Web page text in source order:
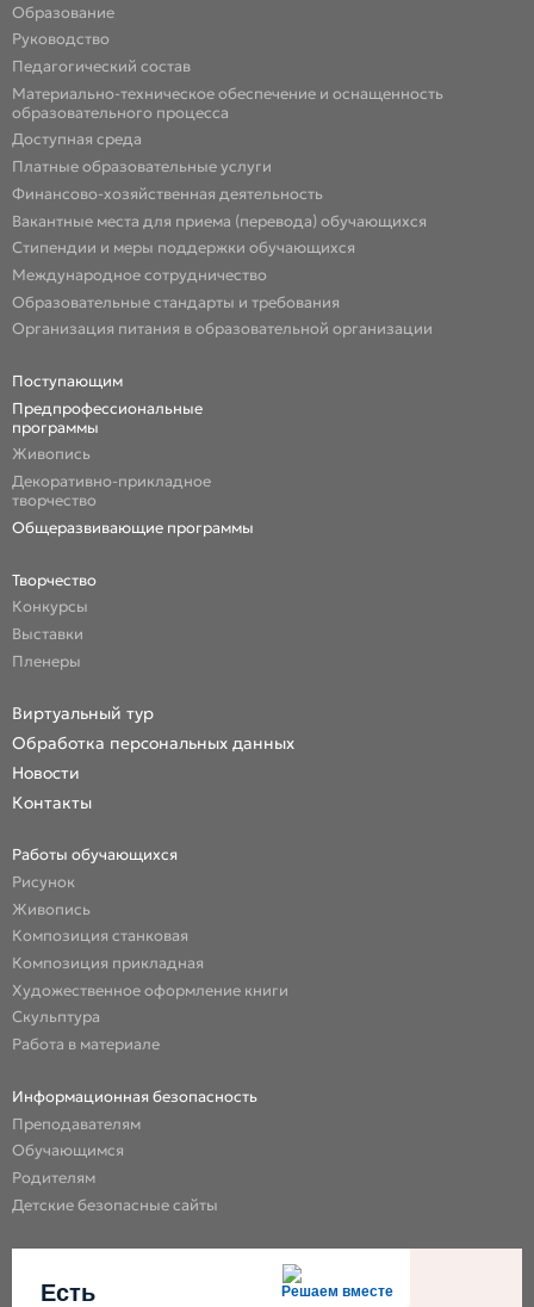
Образование
Руководство
Педагогический состав
Материально-техническое обеспечение и оснащенность
образовательного процесса
Доступная среда
Платные образовательные услуги
Финансово-хозяйственная деятельность
Вакантные места для приема (перевода) обучающихся
Стипендии и меры поддержки обучающихся
Международное сотрудничество
Образовательные стандарты и требования
Организация питания в образовательной организации
Поступающим
Предпрофессиональные
программы
Живопись
Декоративно-прикладное
творчество
Общеразвивающие программы
Творчество
Конкурсы
Выставки
Пленеры
Виртуальный тур
Обработка персональных данных
Новости
Контакты
Работы обучающихся
Рисунок
Живопись
Композиция станковая
Композиция прикладная
Художественное оформление книги
Скульптура
Работа в материале
Информационная безопасность
Преподавателям
Обучающимся
Родителям
Детские безопасные сайты
Решаем вместе
Есть